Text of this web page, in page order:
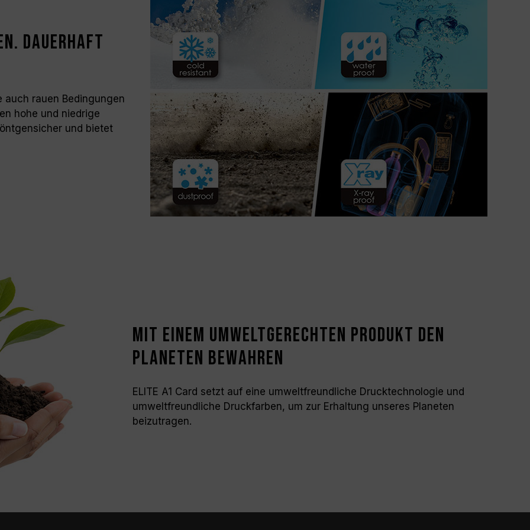
Dauerhaft
auch rauen Bedingungen
hohe und niedrige
und bietet
Mit einem umweltgerechten Produkt den
Planeten bewahren
ELITE A1 Card setzt auf eine umweltfreundliche Drucktechnologie und
umweltfreundliche Druckfarben, um zur Erhaltung unseres Planeten
beizutragen.